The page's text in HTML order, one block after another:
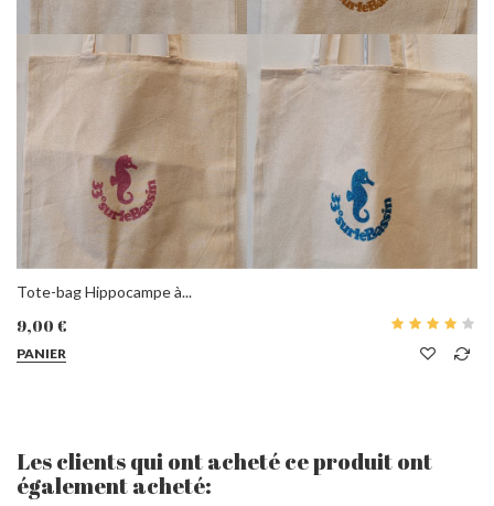
Tote-bag Hippocampe à...
9,00 €
PANIER
Les clients qui ont acheté ce produit ont
également acheté: